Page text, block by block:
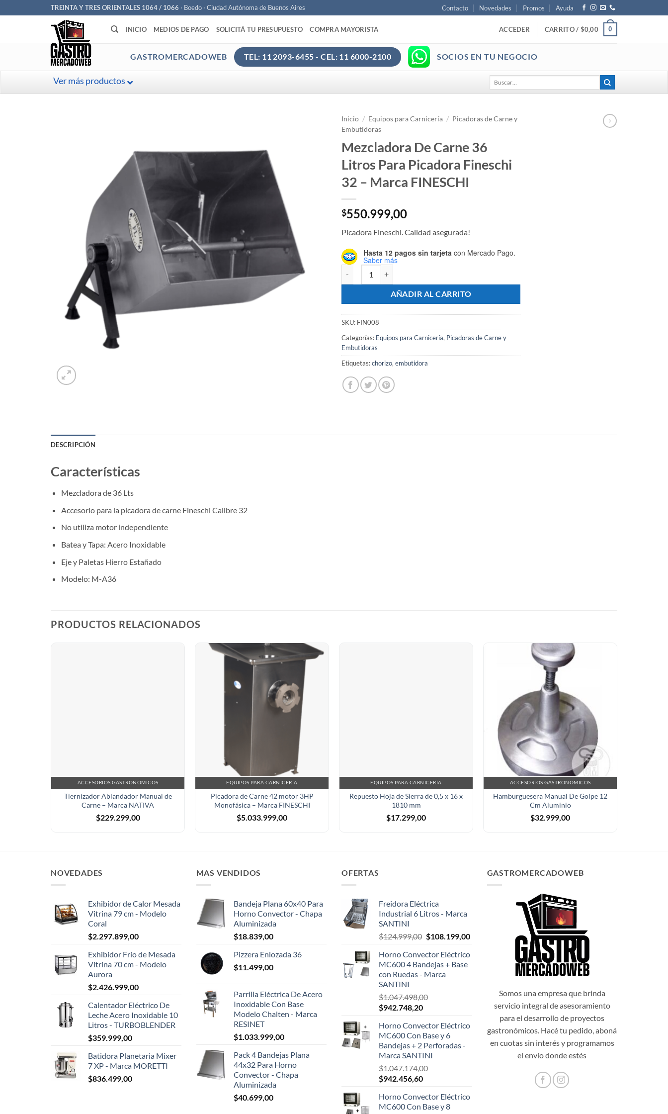
al
TREINTA Y TRES ORIENTALES 1064 / 1066 · Boedo · Ciudad Autónoma de Buenos Aires Contacto Novedades Promos Ayuda
INICIO MEDIOS DE PAGO SOLICITÁ TU PRESUPUESTO COMPRA MAYORISTA ACCEDER CARRITO / $0,00 0
GASTROMERCADOWEB TEL: 11 2093-6455 - CEL: 11 6000-2100 SOCIOS EN TU NEGOCIO
Ver más productos
por:
Inicio / Equipos para Carnicería / Picadoras de Carne y
Embutidoras
Mezcladora De Carne 36
Litros Para Picadora Fineschi
32 – Marca FINESCHI
$550.999,00
Picadora Fineschi. Calidad asegurada!
Hasta 12 pagos sin tarjeta con Mercado Pago.
Saber más
AÑADIR AL CARRITO
SKU: FIN008
Categorías: Equipos para Carnicería, Picadoras de Carne y
Embutidoras
Etiquetas:chorizo, embutidora
DESCRIPCIÓN
Características
Mezcladora de 36 Lts
Accesorio para la picadora de carne Fineschi Calibre 32
No utiliza motor independiente
Batea y Tapa: Acero Inoxidable
Eje y Paletas Hierro Estañado
Modelo: M-A36
PRODUCTOS RELACIONADOS
ACCESORIOS GASTRONÓMICOS
Tiernizador Ablandador Manual de
Carne – Marca NATIVA
$229.299,00
EQUIPOS PARA CARNICERÍA
Picadora de Carne 42 motor 3HP
Monofásica – Marca FINESCHI
$5.033.999,00
EQUIPOS PARA CARNICERÍA
Repuesto Hoja de Sierra de 0,5 x 16 x
1810 mm
$17.299,00
ACCESORIOS GASTRONÓMICOS
Hamburguesera Manual De Golpe 12
Cm Aluminio
$32.999,00
NOVEDADES
Exhibidor de Calor Mesada
Vitrina 79 cm - Modelo
Coral
$2.297.899,00
Exhibidor Frío de Mesada
Vitrina 70 cm - Modelo
Aurora
$2.426.999,00
Calentador Eléctrico De
Leche Acero Inoxidable 10
Litros - TURBOBLENDER
$359.999,00
Batidora Planetaria Mixer
7 XP - Marca MORETTI
$836.499,00
MAS VENDIDOS
Bandeja Plana 60x40 Para
Horno Convector - Chapa
Aluminizada
$18.839,00
Pizzera Enlozada 36
$11.499,00
Parrilla Eléctrica De Acero
Inoxidable Con Base
Modelo Chalten - Marca
RESINET
$1.033.999,00
Pack 4 Bandejas Plana
44x32 Para Horno
Convector - Chapa
Aluminizada
$40.699,00
OFERTAS
Freidora Eléctrica
Industrial 6 Litros - Marca
SANTINI
$124.999,00 El
original
era:
$124.999,00.
$108.199,00El
actual
Horno Convector Eléctrico
MC600 4 Bandejas + Base
con Ruedas - Marca
SANTINI
$1.047.498,00
El
original
era:
$1.047.498,00.
$942.748,20El
actual
es:
$942.748,20.
Horno Convector Eléctrico
MC600 Con Base y 6
Bandejas + 2 Perforadas -
Marca SANTINI
$1.047.174,00
El
original
era:
$942.456,60El
actual
es:
Horno Convector Eléctrico
MC600 Con Base y 8
GASTROMERCADOWEB
Somos una empresa que brinda
servicio integral de asesoramiento
para el desarrollo de proyectos
gastronómicos. Hacé tu pedido, aboná
en cuotas sin interés y programamos
el envío donde estés